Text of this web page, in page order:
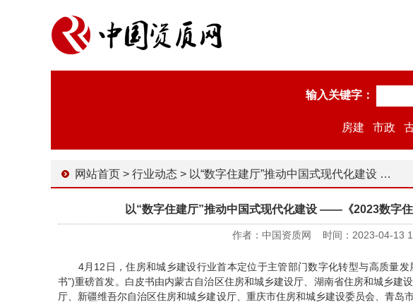
输入关键字：
房建 市政
网站首页 > 行业动态 > 以“数字住建厅”推动中国式现代化建设 ——《2023数字住建厅白皮书》助力中国建筑业行稳致远
以“数字住建厅”推动中国式现代化建设 ——《2023数字
作者：中国资质网 时间：2023-04-13
4月12日，住房和城乡建设行业首本定位于主管部门数字化转型与高质量
书”)重磅首发。白皮书由内蒙古自治区住房和城乡建设厅、湖南省住房和城乡建
厅、新疆维吾尔自治区住房和城乡建设厅、重庆市住房和城乡建设委员会、青